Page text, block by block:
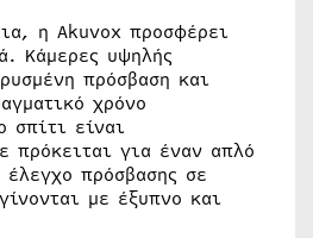
η Akuvox προσφέρει
Κάμερες υψηλής
πρόσβαση και
χρόνο
σπίτι είναι
πρόκειται για έναν απλό
πρόσβασης σε
με έξυπνο και